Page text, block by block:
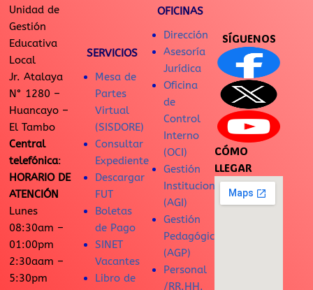
Unidad de
Gestión
Educativa
Local
Jr. Atalaya
N° 1280 –
Huancayo –
El Tambo
Central
telefónica:
HORARIO DE
ATENCIÓN
Lunes
08:30am –
01:00pm
2:30aam –
5:30pm
SERVICIOS
Mesa de
Partes
Virtual
(SISDORE)
Consultar
Expediente
Descargar
FUT
Boletas
de Pago
SINET
Vacantes
Libro de
OFICINAS
Dirección
Asesoría
Jurídica
Oficina
de
Control
Interno
(OCI)
Gestión
Institucional
(AGI)
Gestión
Pedagógica
(AGP)
Personal
/RR.HH.
SÍGUENOS
CÓMO
LLEGAR